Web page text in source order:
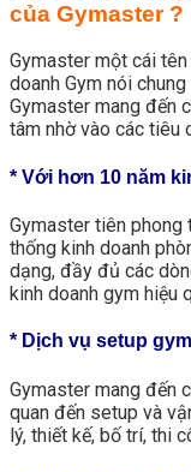
của Gymaster ?
Gymaster một cái
doanh Gym nói
Gymaster mang đến
tâm nhờ vào các tiêu
* Với hơn 10 năm
Gymaster tiên phong
thống kinh doanh
dạng, đầy đủ các
kinh doanh gym hiệu
* Dịch vụ setup
Gymaster mang đến
quan đến setup và
lý, thiết kế, bố trí, thi